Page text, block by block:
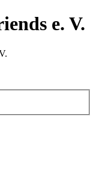
e. V.